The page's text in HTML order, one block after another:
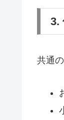
3.
共通